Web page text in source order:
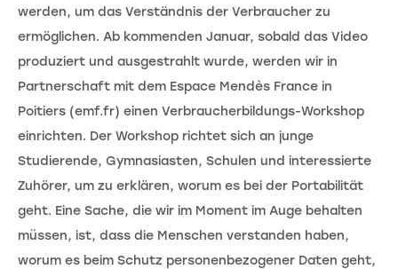
werden, um das Verständnis der Verbraucher zu
ermöglichen. Ab kommenden Januar, sobald das Video
produziert und ausgestrahlt wurde, werden wir in
Partnerschaft mit dem Espace Mendès France in
Poitiers (emf.fr) einen Verbraucherbildungs-Workshop
einrichten. Der Workshop richtet sich an junge
Studierende, Gymnasiasten, Schulen und interessierte
Zuhörer, um zu erklären, worum es bei der Portabilität
geht. Eine Sache, die wir im Moment im Auge behalten
müssen, ist, dass die Menschen verstanden haben,
worum es beim Schutz personenbezogener Daten geht,